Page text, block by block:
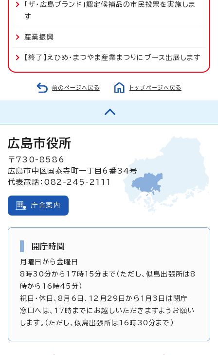
「ザ・広島ブランド」認定候補品の市民投票を実施しま
す
産業振興
【終了】えひめ・まつやま産業まつりにブース出展します
前のページへ戻る トップページへ戻る
広島市役所
〒730-8586
広島市中区国泰寺町一丁目6番34号
代表電話：082-245-2111
庁舎案内
開庁時間
月曜日から金曜日
8時30分から17時15分まで（ただし、似島出張所は8
時から16時45分）
祝日・休日、8月6日、12月29日から1月3日は閉庁
窓口へは、17時までにお越しいただきますようお願い
します。（ただし、似島出張所は16時30分まで）